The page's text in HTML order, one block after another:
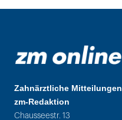
Zahnärztliche Mitteilungen
zm-Redaktion
Chausseestr. 13